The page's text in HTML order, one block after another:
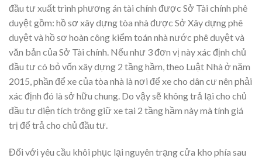
đầu tư xuất trình phương án tài chính được Sở Tài chính phê
duyệt gồm: hồ sơ xây dựng tòa nhà được Sở Xây dựng phê
duyệt và hồ sơ hoàn công kiểm toán nhà nước phê duyệt và
văn bản của Sở Tài chính. Nếu như 3 đơn vị này xác định chủ
đầu tư có bỏ vốn xây dựng 2 tầng hầm, theo Luật Nhà ở năm
2015, phần để xe của tòa nhà là nơi để xe cho dân cư nên phải
xác định đó là sở hữu chung. Do vậy sẽ không trả lại cho chủ
đầu tư diện tích trông giữ xe tại 2 tầng hầm này mà tính giá
trị để trả cho chủ đầu tư.
Đối với yêu cầu khôi phục lại nguyên trạng cửa kho phía sau